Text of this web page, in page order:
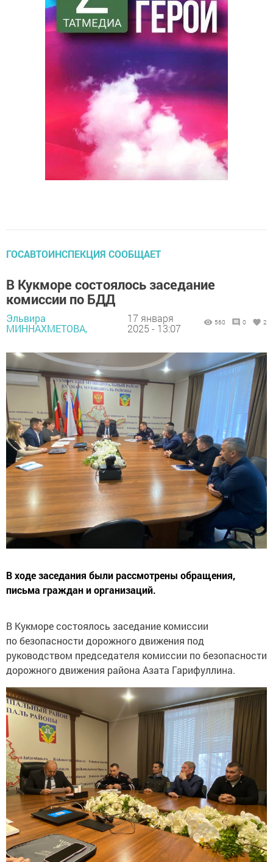
ГОСАВТОИНСПЕКЦИЯ СООБЩАЕТ
В Кукморе состоялось заседание
комиссии по БДД
Эльвира
МИННАХМЕТОВА,
17 января
2025 - 13:07
560 0 2
В ходе заседания были рассмотрены обращения,
письма граждан и организаций.
В Кукморе состоялось заседание комиссии
по безопасности дорожного движения под
руководством председателя комиссии по безопасности
дорожного движения района Азата Гарифуллина.